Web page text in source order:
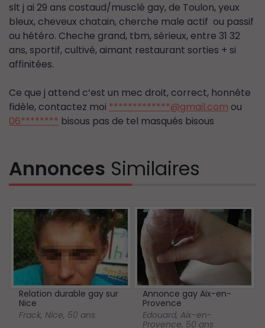
slt j ai 29 ans costaud/musclé gay, de Toulon, yeux
bleux, cheveux chatain, cherche male actif ou passif
ou hétéro. Cheche grand, tbm, sérieux, entre 31 32
ans, sportif, cultivé, aimant restaurant sorties + si
affinitées.
Ce que j attend c’est un mec droit, correct, honnête
fidèle, contactez moi *************@gmail.com ou
06******** bisous pas de tel masqués bisous
Annonces Similaires
Relation durable gay sur
Nice
Frack,Nice, 50 ans
Annonce gay Aix-en-
Provence
Edouard,Aix-en-
Provence, 50 ans